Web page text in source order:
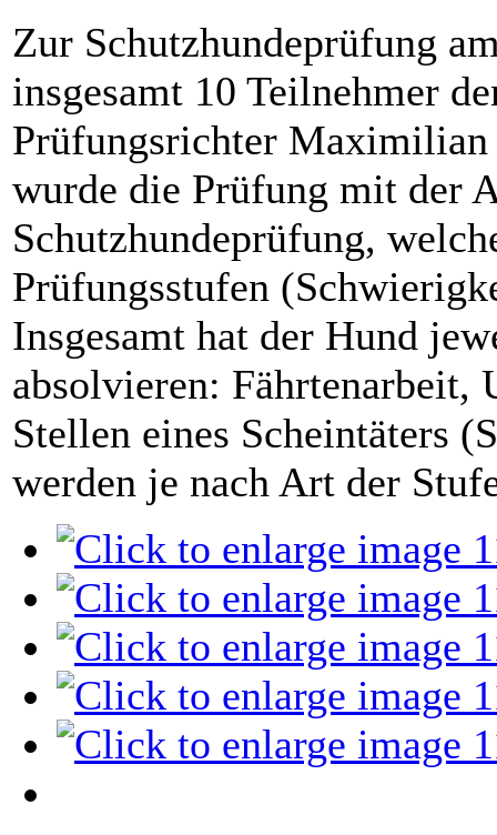
Zur Schutzhundeprüfung
insgesamt 10 Teilnehmer
Prüfungsrichter Maximilian
wurde die Prüfung mit der
Schutzhundeprüfung,
Prüfungsstufen
Insgesamt hat der Hund
absolvieren: Fährtenarbeit,
Stellen eines Scheintäters
werden je nach Art der